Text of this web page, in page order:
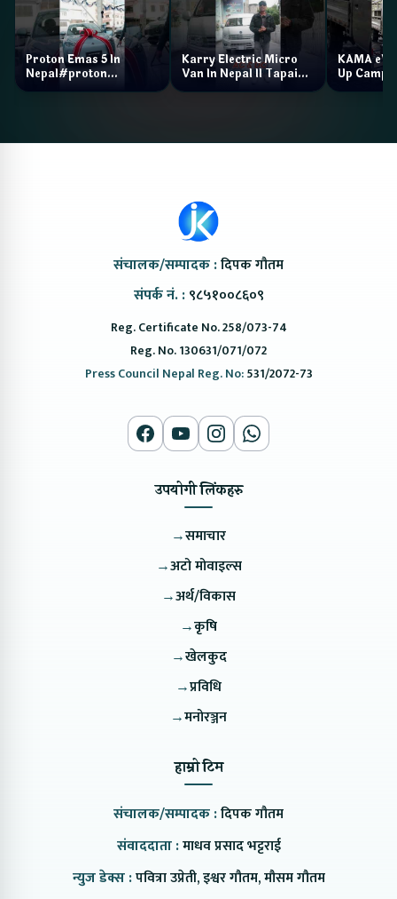
Proton Emas 5 In
Nepal#proton
#protonemas5#protonnepal#evcarnepal
Karry Electric Micro
Van In Nepal II Tapaiko
Bazar II Jankari
KAMA eV
Up Camp
संचालक/सम्पादक :दिपक गौतम
संपर्क नं. : ९८५१००८६०९
Reg. Certificate No. 258/073-74
Reg. No. 130631/071/072
Press Council Nepal Reg. No:531/2072-73
उपयोगी लिंकहरु
→समाचार
→अटो मोवाइल्स
→अर्थ/विकास
→कृषि
→खेलकुद
→प्रविधि
→मनोरञ्जन
हाम्रो टिम
संचालक/सम्पादक :दिपक गौतम
संवाददाता :माधव प्रसाद भट्टराई
न्युज डेक्स :पवित्रा उप्रेती, इश्वर गौतम, मौसम गौतम